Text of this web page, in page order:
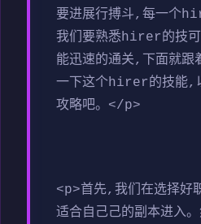
要进展行搏斗,每一个
我们要熟悉hirer的技
能迅速的通关,下面就跟
一下这个hirer的技能,
攻略吧。</p>
<p>首先,我们在选择好
适合自己己的副本进入